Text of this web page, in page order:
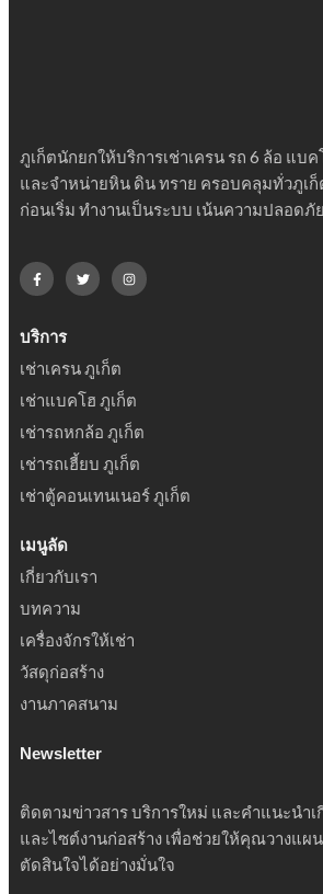
ภูเก็ตนักยกให้บริการเช่าเครน รถ 6 ล้อ แบ
และจำหน่ายหิน ดิน ทราย ครอบคลุมทั่วภูเก็
ก่อนเริ่ม ทำงานเป็นระบบ เน้นความปลอด
บริการ
เช่าเครน ภูเก็ต
เช่าแบคโฮ ภูเก็ต
เช่ารถหกล้อ ภูเก็ต
เช่ารถเฮี้ยบ ภูเก็ต
เช่าตู้คอนเทนเนอร์ ภูเก็ต
เมนูลัด
เกี่ยวกับเรา
บทความ
เครื่องจักรให้เช่า
วัสดุก่อสร้าง
งานภาคสนาม
Newsletter
ติดตามข่าวสาร บริการใหม่ และคำแนะนำเ
และไซต์งานก่อสร้าง เพื่อช่วยให้คุณวางแผ
ตัดสินใจได้อย่างมั่นใจ